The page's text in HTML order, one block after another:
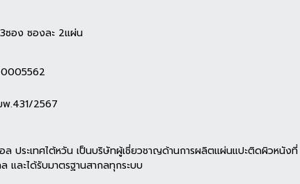
ซอง ซองละ 2แผ่น
พ.431/2567
ล ประเทศไต้หวัน เป็นบริษัทผู้เชี่ยวชาญด้านการผลิตแผ่นแปะติดผิวหนังที่
และได้รับมาตรฐานสากลทุกระบบ